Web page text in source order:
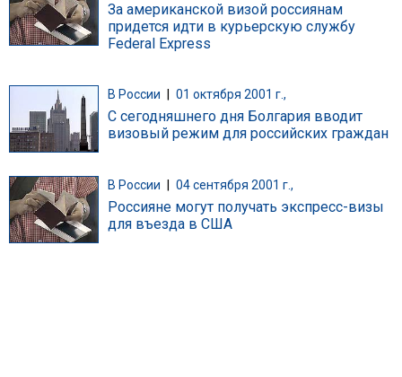
За американской визой россиянам
придется идти в курьерскую службу
Federal Express
В России 01 октября 2001 г.,
С сегодняшнего дня Болгария вводит
визовый режим для российских граждан
В России | 04 сентября 2001 г.,
Россияне могут получать экспресс-визы
для въезда в США